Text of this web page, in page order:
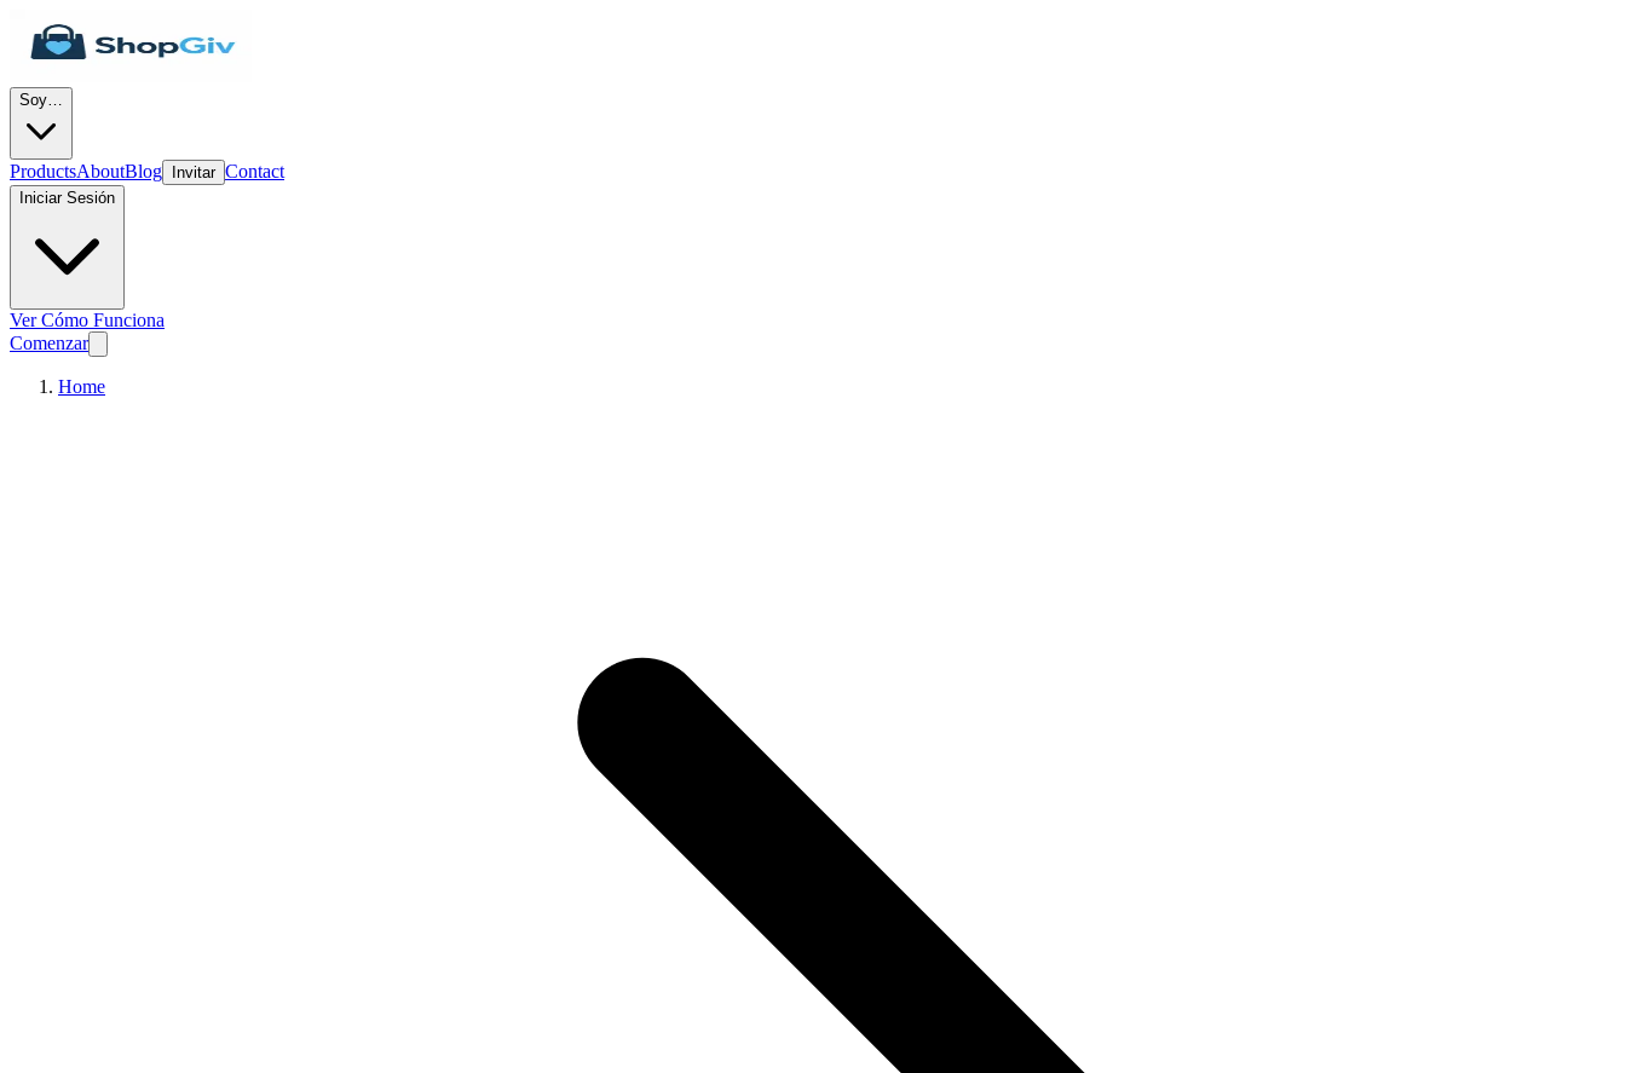
Soy…
ProductsAboutBlog Invitar Contact
Iniciar Sesión
Ver Cómo Funciona
Comenzar
Home